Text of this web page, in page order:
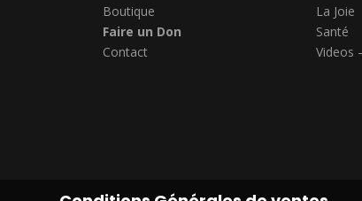
Boutique
Faire un Don
Contact
La Joie
Santé
Videos